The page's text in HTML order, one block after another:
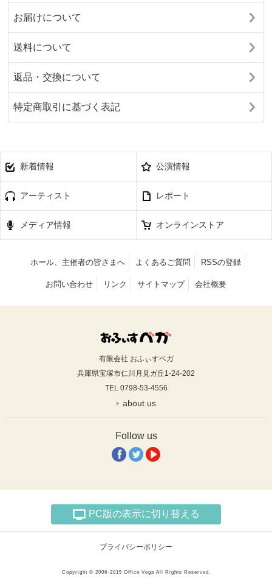
お届けについて
送料について
返品・交換について
特定商取引に基づく表記
新着情報 公演情報
アーティスト レポート
メディア情報 オンラインストア
ホール、主催者の皆さまへ よくあるご質問 RSSの登録
お問い合わせ リンク サイトマップ 会社概要
有限会社 おふぃすベガ
兵庫県宝塚市仁川月見ガ丘1-24-202
TEL 0798-53-4556
about us
Follow us
PC版の表示に切り替える
プライバシーポリシー
Copyright © 2006-2015 Office Vega All Rights Reserved.